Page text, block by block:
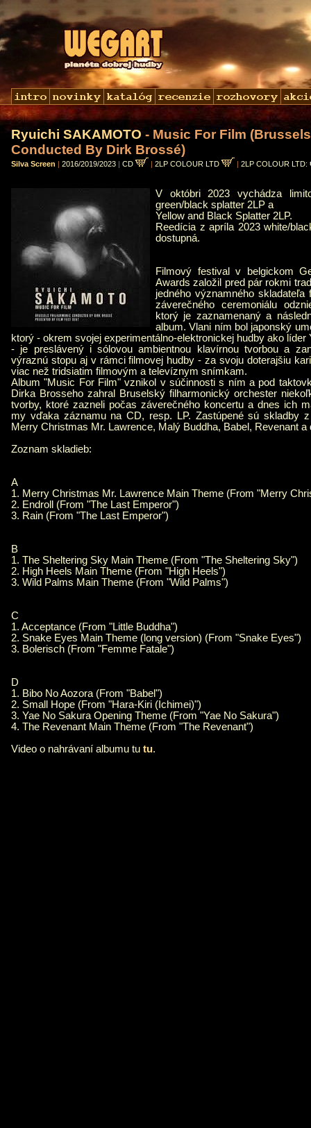
Ryuichi SAKAMOTO - Music For Film
Conducted By Dirk Brossé)
Silva Screen | 2016/2019/2023 | CD | 2LP COLOUR LTD | 2LP COLOUR LTD:
V októbri 2023 vychádza
green/black splatter 2LP a
Yellow and Black Splatter 2LP.
Reedícia z apríla 2023 white/
dostupná.
Filmový festival v belgickom
Awards založil pred pár rokmi
jedného významného
záverečného ceremoniálu
ktorý je zaznamenaný a
album. Vlani ním bol japonský
ktorý - okrem svojej experimentálno-elektronickej hudby ako líder
- je preslávený i sólovou ambientnou klavírnou tvorbou a
výraznú stopu aj v rámci filmovej hudby - za svoju doterajšiu
viac než tridsiatim filmovým a televíznym snímkam.
Album "Music For Film" vznikol v súčinnosti s ním a pod
Dirka Brosseho zahral Bruselský filharmonický orchester
tvorby, ktoré zazneli počas záverečného koncertu a dnes ich
my vďaka záznamu na CD, resp. LP. Zastúpené sú skladby
Merry Christmas Mr. Lawrence, Malý Buddha, Babel, Revenant a
Zoznam skladieb:
A
1. Merry Christmas Mr. Lawrence Main Theme (From "Merry
2. Endroll (From "The Last Emperor")
3. Rain (From "The Last Emperor")
B
1. The Sheltering Sky Main Theme (From "The Sheltering Sky")
2. High Heels Main Theme (From "High Heels")
3. Wild Palms Main Theme (From "Wild Palms")
C
1. Acceptance (From "Little Buddha")
2. Snake Eyes Main Theme (long version) (From "Snake Eyes")
3. Bolerisch (From "Femme Fatale")
D
1. Bibo No Aozora (From "Babel")
2. Small Hope (From "Hara-Kiri (Ichimei)")
3. Yae No Sakura Opening Theme (From "Yae No Sakura")
4. The Revenant Main Theme (From "The Revenant")
Video o nahrávaní albumu tu tu.